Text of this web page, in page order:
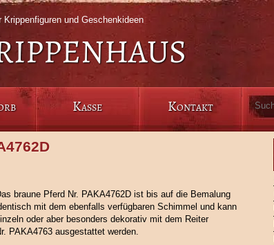
Krippenfiguren und Geschenkideen
Kasse Kontakt
braune Pferd Nr. PAKA4762D ist bis auf die Bemalung
mit dem ebenfalls verfügbaren Schimmel und kann
oder aber besonders dekorativ mit dem Reiter
PAKA4763 ausgestattet werden.